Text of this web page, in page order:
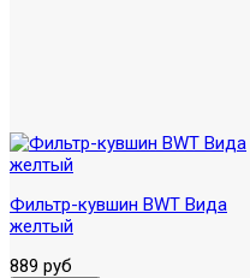
Фильтр-кувшин BWT Вида
желтый
889 руб